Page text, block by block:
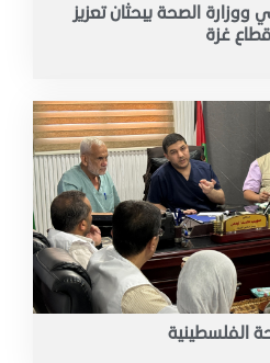
الصحة يبحثان تعزيز
غزة
الفلسطينية